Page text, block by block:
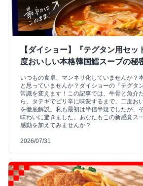
【ダイショー】『テグタン用セッ
度おいしい本格韓国鱈スープの秘
いつもの食卓、マンネリ化していませんか？
と思っていませんか？ダイショーの『テグタ
常識を変えます！この記事では、牛骨と魚介
ら、タテギでピリ辛に味変するまで、二度お
を徹底解説。私も最初は半信半疑でしたが、
味わいに驚きました。あなたもこの新感覚ス
感動を加えてみませんか？
2026/07/31